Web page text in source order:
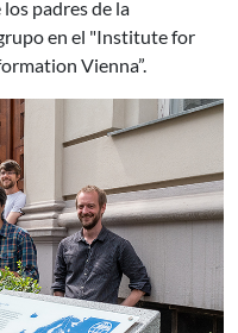
padres de la
en el "Institute for
Vienna”.